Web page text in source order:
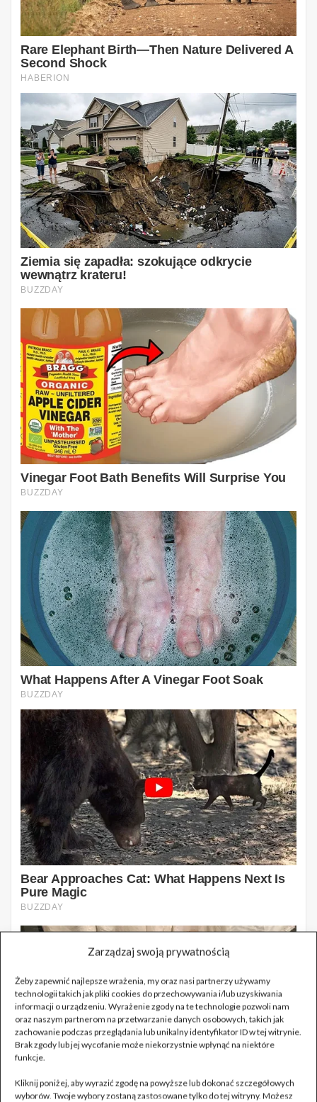
Zarządzaj swoją prywatnością
Żeby zapewnić najlepsze wrażenia, my oraz nasi partnerzy używamy
technologii takich jak pliki cookies do przechowywania i/lub uzyskiwania
informacji o urządzeniu. Wyrażenie zgody na te technologie pozwoli nam
oraz naszym partnerom na przetwarzanie danych osobowych, takich jak
zachowanie podczas przeglądania lub unikalny identyfikator ID w tej witrynie.
Brak zgody lub jej wycofanie może niekorzystnie wpłynąć na niektóre
funkcje.
Kliknij poniżej, aby wyrazić zgodę na powyższe lub dokonać szczegółowych
wyborów. Twoje wybory zostaną zastosowane tylko do tej witryny. Możesz